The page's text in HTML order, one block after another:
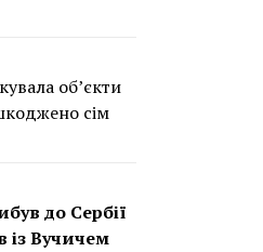
об’єкти
сім
до Сербії
із Вучичем